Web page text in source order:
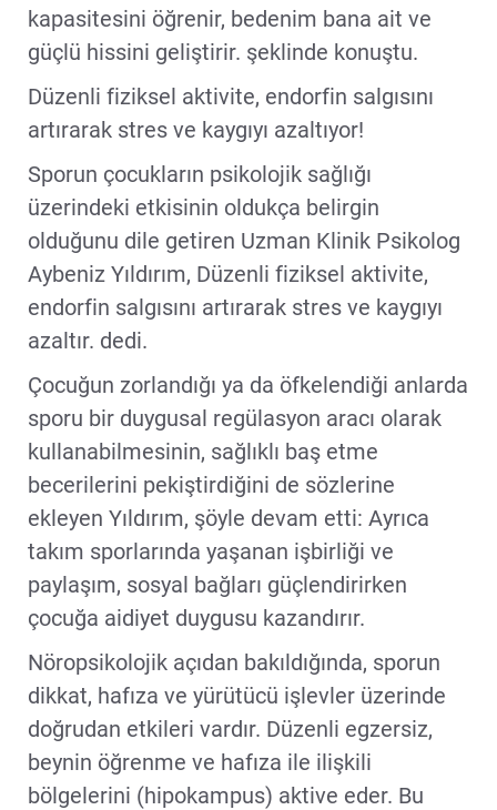
kapasitesini öğrenir, bedenim bana ait ve
güçlü hissini geliştirir. şeklinde konuştu.
Düzenli fiziksel aktivite, endorfin salgısını
artırarak stres ve kaygıyı azaltıyor!
Sporun çocukların psikolojik sağlığı
üzerindeki etkisinin oldukça belirgin
olduğunu dile getiren Uzman Klinik Psikolog
Aybeniz Yıldırım, Düzenli fiziksel aktivite,
endorfin salgısını artırarak stres ve kaygıyı
azaltır. dedi.
Çocuğun zorlandığı ya da öfkelendiği anlarda
sporu bir duygusal regülasyon aracı olarak
kullanabilmesinin, sağlıklı baş etme
becerilerini pekiştirdiğini de sözlerine
ekleyen Yıldırım, şöyle devam etti: Ayrıca
takım sporlarında yaşanan işbirliği ve
paylaşım, sosyal bağları güçlendirirken
çocuğa aidiyet duygusu kazandırır.
Nöropsikolojik açıdan bakıldığında, sporun
dikkat, hafıza ve yürütücü işlevler üzerinde
doğrudan etkileri vardır. Düzenli egzersiz,
beynin öğrenme ve hafıza ile ilişkili
bölgelerini (hipokampus) aktive eder. Bu